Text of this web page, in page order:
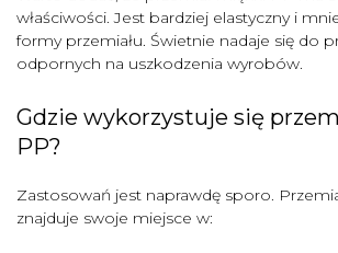
właściwości. Jest bardziej elastyczny i
formy przemiału. Świetnie nadaje się do
odpornych na uszkodzenia wyrobów.
Gdzie wykorzystuje się
PP?
Zastosowań jest naprawdę sporo.
znajduje swoje miejsce w: